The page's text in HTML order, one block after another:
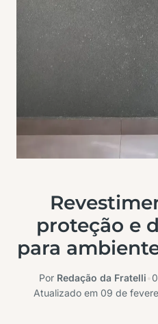
proteção e
para
Por Redação da Fratelli
Atualizado em 09 de